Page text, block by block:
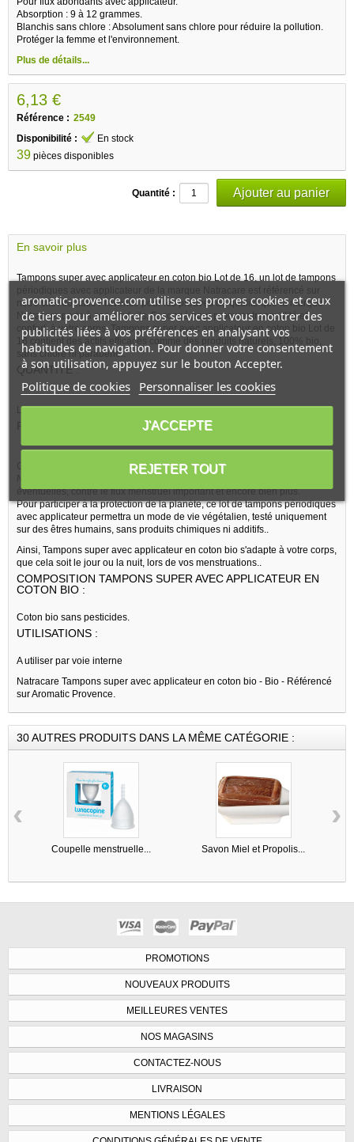
Absorption : 9 à 12 grammes.
Blanchis sans chlore : Absolument sans chlore pour réduire la pollution.
Protéger la femme et l'environnement.
Plus de détails...
6,13 €
Référence : 2549
Disponibilité :
En stock
39 pièces disponibles
Quantité :
En savoir plus
Tampons super avec applicateur en coton bio Lot de 16, un lot de tampons
périodiques avec applicateur de la marque Natracare est référencé sur
notre site Aromatic Provence pour les preuves de qualité que la marque
Natracare porte à ses produits. Façonné pour procurer tranquillité et
confort. à votre corps, Tampons super avec applicateur en coton bio Lot de
16 contient des actifs efficaces comme des produits naturels, 100% bio,
sans chlore ni parabene..
QUANTITE :
Lot de 16
PRESENTATION DE LA MARQUE NATRACARE :
Grace aux propriétés de ses actifs, le tampon super avec applicateur
Natracare va permettre d'agir sur votre confort quotidien et les irritations
éventuelles, contre le flux menstruel important et encore bien plus.
Pour participer à la protection de la planète, ce lot de tampons périodiques
avec applicateur permettra un mode de vie végétalien, testé uniquement
sur des êtres humains, sans produits chimiques ni additifs..
Ainsi, Tampons super avec applicateur en coton bio s'adapte à votre corps,
que cela soit le jour ou la nuit, lors de vos menstruations..
COMPOSITION TAMPONS SUPER AVEC APPLICATEUR EN
COTON BIO :
Coton bio sans pesticides.
UTILISATIONS :
A utiliser par voie interne
Natracare Tampons super avec applicateur en coton bio - Bio - Référencé
sur Aromatic Provence.
30 AUTRES PRODUITS DANS LA MÊME CATÉGORIE :
Coupelle menstruelle... Savon Miel et Propolis...
‹ ›
PROMOTIONS
NOUVEAUX PRODUITS
MEILLEURES VENTES
NOS MAGASINS
CONTACTEZ-NOUS
LIVRAISON
MENTIONS LÉGALES
aromatic-provence.com utilise ses propres cookies et ceux
de tiers pour améliorer nos services et vous montrer des
publicités liées à vos préférences en analysant vos
habitudes de navigation. Pour donner votre consentement
à son utilisation, appuyez sur le bouton Accepter.
Politique de cookies Personnaliser les cookies
REJETER TOUT
J'ACCEPTE